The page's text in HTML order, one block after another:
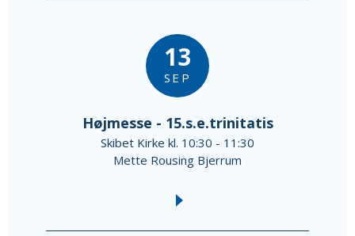
13
SEP
Højmesse - 15.s.e.trinitatis
Skibet Kirke kl. 10:30 - 11:30
Mette Rousing Bjerrum